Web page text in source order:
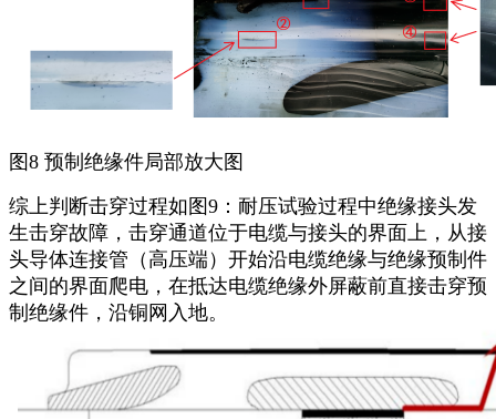
图8 预制绝缘件局部放大图
综上判断击穿过程如图9：耐压试验过程中绝缘接头发
生击穿故障，击穿通道位于电缆与接头的界面上，从接
头导体连接管（高压端）开始沿电缆绝缘与绝缘预制件
之间的界面爬电，在抵达电缆绝缘外屏蔽前直接击穿预
制绝缘件，沿铜网入地。